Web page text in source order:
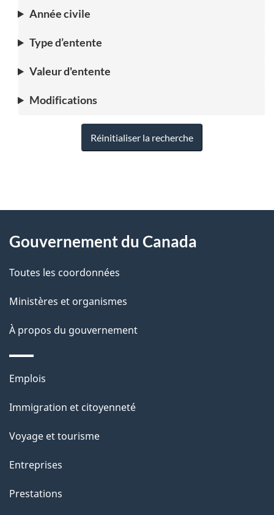
Année civile
Type d’entente
Valeur d'entente
Modifications
Réinitialiser la recherche
D
t
a
l
s
l
a
a
g
"
propos
ce
site
Gouvernement du Canada
Toutes les coordonnées
Ministères et organismes
À propos du gouvernement
Thèmes
sujets
Emplois
Immigration et citoyenneté
Voyage et tourisme
Entreprises
Prestations